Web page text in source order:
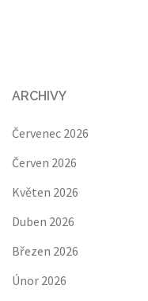
ARCHIVY
Červenec 2026
Červen 2026
Květen 2026
Duben 2026
Březen 2026
Únor 2026